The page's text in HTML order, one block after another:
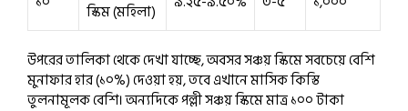
স্কিম (মহিলা)
উপরের তালিকা থেকে দেখা যাচ্ছে, অবসর সঞ্চয় স্কিমে সবচেয়ে বেশি
মুনাফার হার (১০%) দেওয়া হয়, তবে এখানে মাসিক কিস্তি
তুলনামূলক বেশি। অন্যদিকে পল্লী সঞ্চয় স্কিমে মাত্র ১০০ টাকা